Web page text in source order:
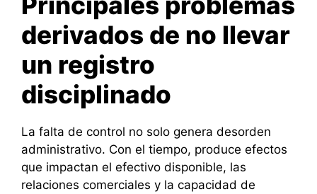
derivados de no llevar
un registro
disciplinado
La falta de control no solo genera desorden
administrativo. Con el tiempo, produce efectos
que impactan el efectivo disponible, las
relaciones comerciales y la capacidad de